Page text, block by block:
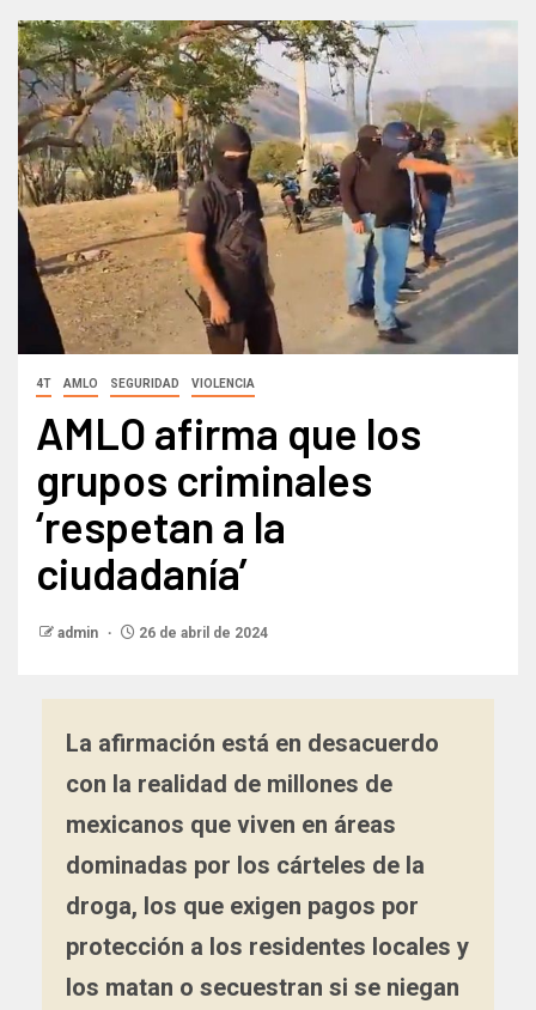
4T AMLO SEGURIDAD VIOLENCIA
AMLO afirma que los
grupos criminales
‘respetan a la
ciudadanía’
admin 26 de abril de 2024
La afirmación está en desacuerdo
con la realidad de millones de
mexicanos que viven en áreas
dominadas por los cárteles de la
droga, los que exigen pagos por
protección a los residentes locales y
los matan o secuestran si se niegan